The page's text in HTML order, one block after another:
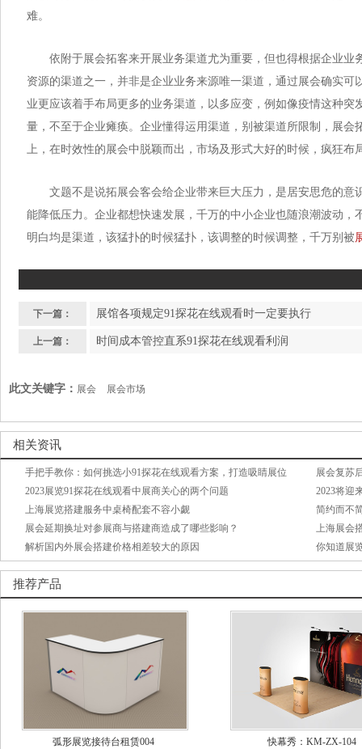
难。
依附于展会拓客来开展业务渠道尤为重要，但也得根据企业业
资源的渠道之一，并非是企业业务来源唯一渠道，通过展会确实
业更应该着手布局更多的业务渠道，以多应变，例如像疫情这种
量，不至于企业瘫痪。企业懂得运用渠道，别被渠道所限制，
上，在时效性的展会中脱颖而出，市场及形式大好的时候，疯狂布
文题不是说拓展会客会给企业带来巨大压力，是居安思危的意识
能降低压力。企业都想快速发展，千万的中小企业也随浪潮波动，
明白均是渠道，该猛扑的时候猛扑，该调整的时候调整，千万别被
下一篇： 展馆各项规定91探花在线观看时一定要执行
上一篇： 时间成本管控直系91探花在线观看利润
此文关键字： 展会 展会市场
相关资讯
手把手教你：如何挑选小91探花在线观看方案，打造吸睛展位
展会复苏
2023展览91探花在线观看中展商关心的两个问题
2023将迎
上海展览搭建服务中桌椅配套不容小觑
简约而不
展会延期换址对参展商与搭建商造成了哪些影响？
上海展会
解析国内外展会搭建价格相差较大的原因
你知道展览
推荐产品
弧形展览接待台租赁004 快幕秀：KM-ZX-104